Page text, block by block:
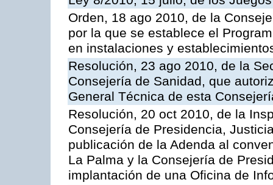
Orden, 18 ago 2010, de la
por la que se establece el
en instalaciones y
Resolución, 23 ago 2010, de la
Consejería de Sanidad, que
General Técnica de esta
Resolución, 20 oct 2010, de la
Consejería de Presidencia,
publicación de la Adenda al
La Palma y la Consejería de
implantación de una Oficina de